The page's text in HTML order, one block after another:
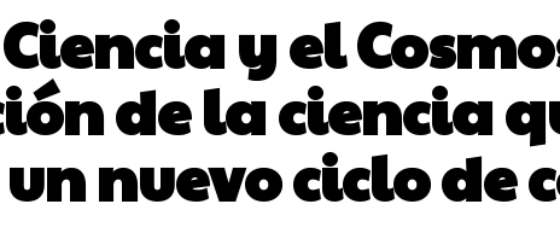
y el
de la ciencia
nuevo ciclo de